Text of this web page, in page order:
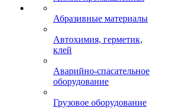
Абразивные материалы
Автохимия, герметик,
клей
Аварийно-спасательное
оборудование
Грузовое оборудование